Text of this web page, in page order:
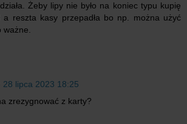
Żeby lipy nie było na koniec typu kupię
a reszta kasy przepadła bo np. można użyć
ważne.
28 lipca 2023 18:25
zrezygnować z karty?